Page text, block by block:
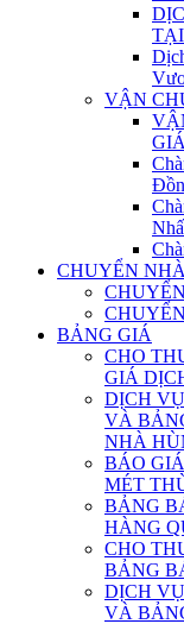
VẬN
CHUYỂN
BẢNG GIÁ
CHO
GIÁ
DỊCH
VÀ
NHÀ
BÁO
MÉT
BẢNG
HÀNG
CHO
BẢNG
DỊCH
VÀ